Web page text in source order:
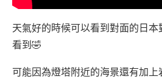
天氣好的時候可以看到對面的日
看到🤣
可能因為燈塔附近的海景還有加